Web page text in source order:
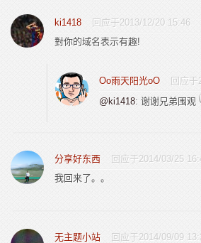
ki1418 回应于2013/12/20 15:46
對你的域名表示有趣!
Oo雨天阳光oO 回应于
@ki1418: 谢谢兄弟围观
分享好东西 回应于2014/03/25
我回来了。。
无主题小站 回应于2014/09/09